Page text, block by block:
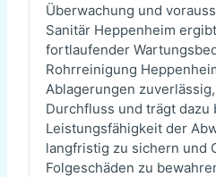
Überwachung und
Sanitär Heppenheim
fortlaufender
Rohrreinigung
Ablagerungen
Durchfluss und trägt dazu
Leistungsfähigkeit der
langfristig zu sichern und
Folgeschäden zu